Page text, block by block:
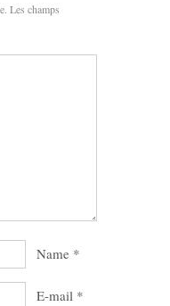
Les champs
Name *
E-mail *